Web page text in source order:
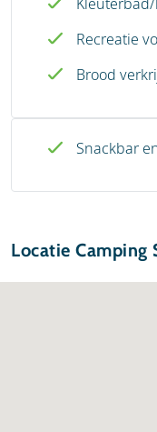
Recreatie
Brood
Snackbar
Locatie Camping